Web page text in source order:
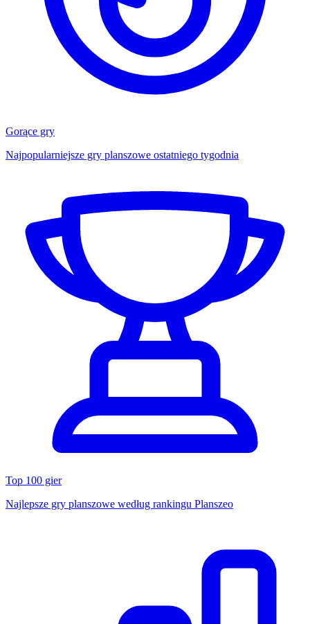
Gorące gry
Najpopularniejsze gry planszowe ostatniego tygodnia
Top 100 gier
Najlepsze gry planszowe według rankingu Planszeo